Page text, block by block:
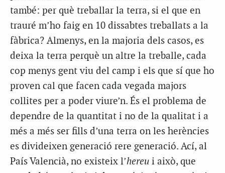
també: per què treballar la terra, si el que en
trauré m’ho faig en 10 dissabtes treballats a la
fàbrica? Almenys, en la majoria dels casos, es
deixa la terra perquè un altre la treballe, cada
cop menys gent viu del camp i els que sí que ho
proven cal que facen cada vegada majors
collites per a poder viure’n. És el problema de
dependre de la quantitat i no de la qualitat i a
més a més ser fills d’una terra on les herències
es divideixen generació rere generació. Ací, al
País Valencià, no existeix l’hereu i això, que